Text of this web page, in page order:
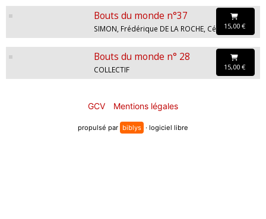
Bouts du monde n°37
SIMON, Frédérique DE LA ROCHE, Cédric TINTEROFF, Samuel CHARDON, Thibault DELAVIGNE, Hélène BALCER, Jean-Louis OZSVATH, Geoffroy LARCHER, Laure GAULMER, Solenn BARDET, Simon HUREAU, Didier DROUET, Mariette PAU, Quentin MONEIN
15,00 €
Bouts du monde n° 28
COLLECTIF 15,00 €
GCV Mentions légales
propulsé par biblys · logiciel libre